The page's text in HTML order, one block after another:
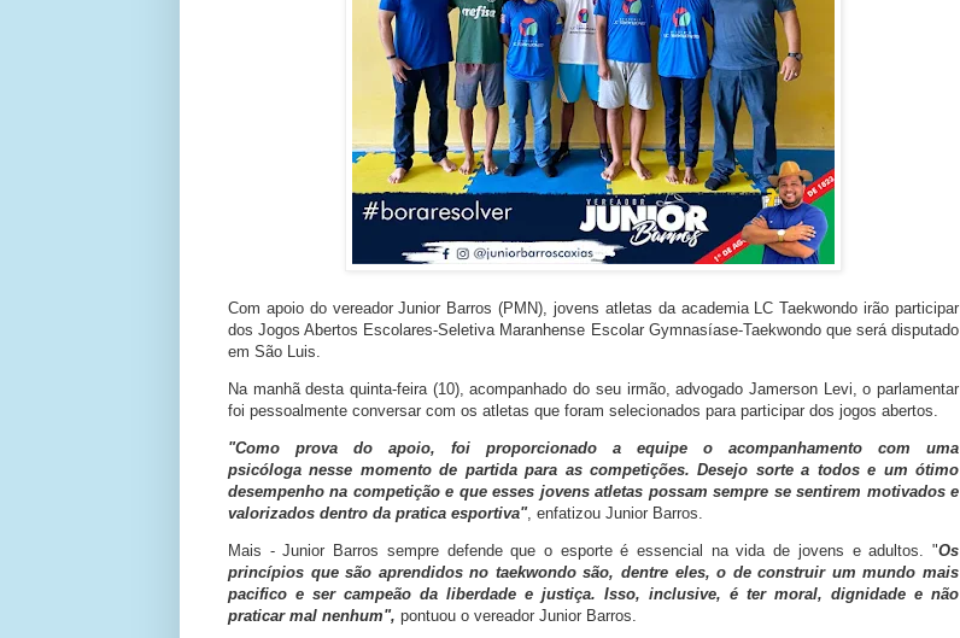
Com apoio do vereador Junior Barros (PMN), jovens atletas da academia LC Taekwondo irão participar
dosJogos Abertos Escolares-Seletiva Maranhense Escolar Gymnasíase-Taekwondoque será disputado
em São Luis.
Na manhã desta quinta-feira (10), acompanhado do seu irmão, advogado Jamerson Levi, o parlamentar
foi pessoalmente conversar com os atletas que foram selecionados para participar dos jogos abertos.
"Como prova do apoio, foi proporcionado a equipe o acompanhamento com uma
psicóloga nesse momento de partida para as competições. Desejo sorte a todos e um ótimo
desempenho na competição e que esses jovens atletas possam sempre se sentirem motivados e
valorizados dentro da pratica esportiva", enfatizou Junior Barros.
Mais - Junior Barros sempre defende que o esporte é essencial na vida de jovens e adultos. "Os
princípios que são aprendidos no taekwondo são, dentre eles, o de construir um mundo mais
pacifico e ser campeão da liberdade e justiça. Isso, inclusive, é ter moral, dignidade e não
praticar mal nenhum", pontuou o vereador Junior Barros.